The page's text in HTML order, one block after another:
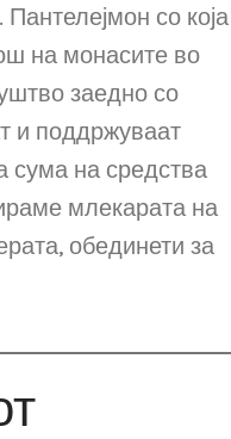
со која
на монасите во
заедно со
и поддржуваат
сума на средства
млекарата на
обединети за